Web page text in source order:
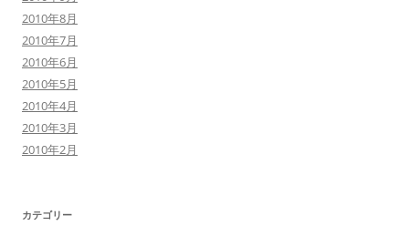
2010年8月
2010年7月
2010年6月
2010年5月
2010年4月
2010年3月
2010年2月
カテゴリー